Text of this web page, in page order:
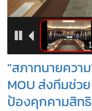
•
Management & HR
• MGR Live
Infographic
การเมือง
• ท่องเที่ยว
• กีฬา
•
• Special Scoop
"สภาทนายควา
MOU ส่งทีมช่
ป้องคุกคามสิท
1